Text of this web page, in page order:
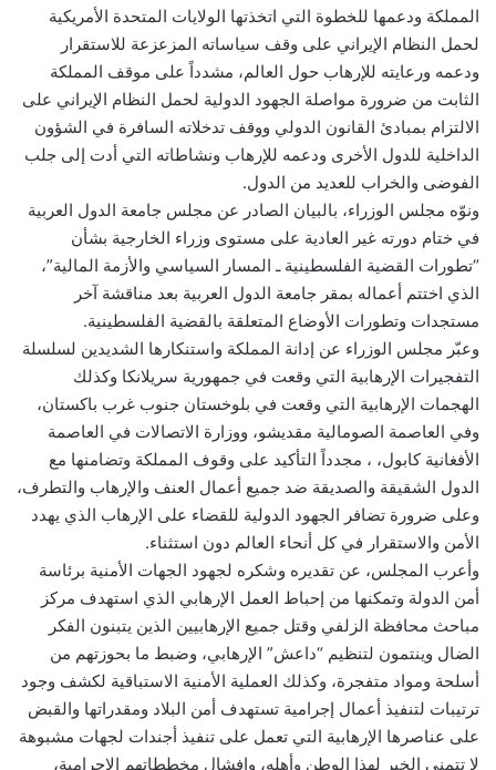
المملكة ودعمها للخطوة التي اتخذتها الولايات المتحدة الأمريكية
لحمل النظام الإيراني على وقف سياساته المزعزعة للاستقرار
ودعمه ورعايته للإرهاب حول العالم، مشدداً على موقف المملكة
الثابت من ضرورة مواصلة الجهود الدولية لحمل النظام الإيراني على
الالتزام بمبادئ القانون الدولي ووقف تدخلاته السافرة في الشؤون
الداخلية للدول الأخرى ودعمه للإرهاب ونشاطاته التي أدت إلى جلب
الفوضى والخراب للعديد من الدول.
ونوّه مجلس الوزراء، بالبيان الصادر عن مجلس جامعة الدول العربية
في ختام دورته غير العادية على مستوى وزراء الخارجية بشأن
“تطورات القضية الفلسطينية ـ المسار السياسي والأزمة المالية”،
الذي اختتم أعماله بمقر جامعة الدول العربية بعد مناقشة آخر
مستجدات وتطورات الأوضاع المتعلقة بالقضية الفلسطينية.
وعبّر مجلس الوزراء عن إدانة المملكة واستنكارها الشديدين لسلسلة
التفجيرات الإرهابية التي وقعت في جمهورية سريلانكا وكذلك
الهجمات الإرهابية التي وقعت في بلوخستان جنوب غرب باكستان،
وفي العاصمة الصومالية مقديشو، ووزارة الاتصالات في العاصمة
الأفغانية كابول، ، مجدداً التأكيد على وقوف المملكة وتضامنها مع
الدول الشقيقة والصديقة ضد جميع أعمال العنف والإرهاب والتطرف،
وعلى ضرورة تضافر الجهود الدولية للقضاء على الإرهاب الذي يهدد
الأمن والاستقرار في كل أنحاء العالم دون استثناء.
وأعرب المجلس، عن تقديره وشكره لجهود الجهات الأمنية برئاسة
أمن الدولة وتمكنها من إحباط العمل الإرهابي الذي استهدف مركز
مباحث محافظة الزلفي وقتل جميع الإرهابيين الذين يتبنون الفكر
الضال وينتمون لتنظيم “داعش” الإرهابي، وضبط ما بحوزتهم من
أسلحة ومواد متفجرة، وكذلك العملية الأمنية الاستباقية لكشف وجود
ترتيبات لتنفيذ أعمال إجرامية تستهدف أمن البلاد ومقدراتها والقبض
على عناصرها الإرهابية التي تعمل على تنفيذ أجندات لجهات مشبوهة
لا تتمنى الخير لهذا الوطن وأهله، وإفشال مخططاتهم الإجرامية،